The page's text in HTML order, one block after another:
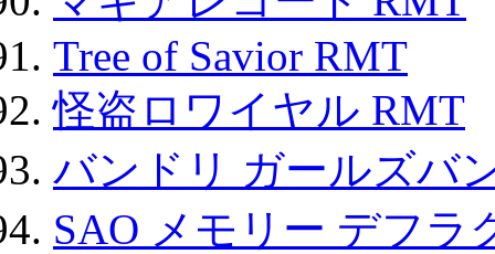
Tree of Savior RMT
怪盗ロワイヤル RMT
バンドリ ガールズバ
SAO メモリー デフラ